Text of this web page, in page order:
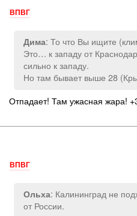
ВПВГ
Дима: То что Вы ищите
Это… к западу от
сильно к западу.
Но там бывает выше 28
Отпадает! Там ужасная жара!
ВПВГ
Ольха: Калининград не
от России.